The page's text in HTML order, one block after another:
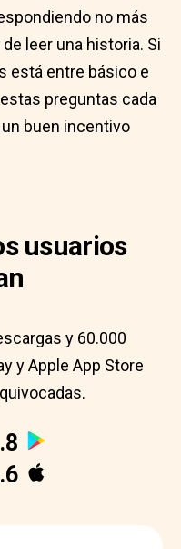
no más
leer una historia. Si
está entre básico e
preguntas cada
buen incentivo
usuarios
y 60.000
y Apple App Store